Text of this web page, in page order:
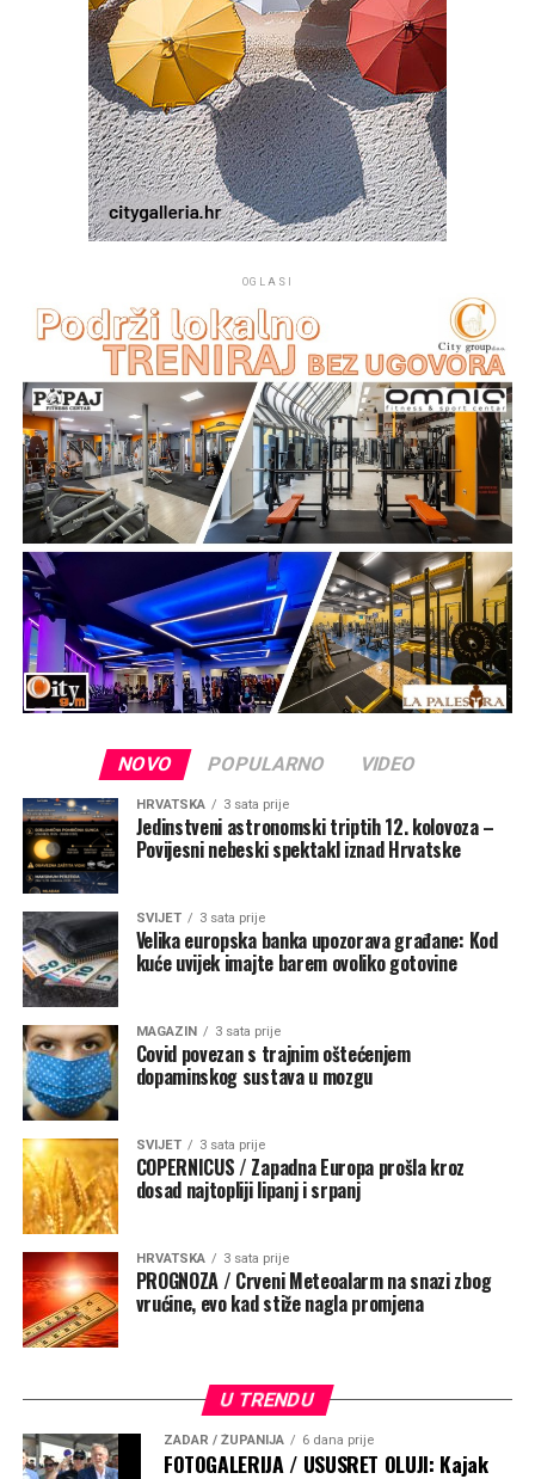
simbolična poveznica laureata s dugom tradicijom
hrvatskoga pjesništva te s idejom Croatie redivive kao
mjesta susreta različitih hrvatskih jezičnih i književnih
Ovogodišnja, 36. Croatia rediviva još je jednom pokazala
da ta ideja nije ostala samo na razini kulturnog
koncepta. Ona živi u pjesničkim nastupima, u knjigama i
zbornicima, na Zidovima od poezije, u Maslinovu vijencu,
gostiju nastavljeno je u restoranuRužmarin
u Selcima,
gdje je u neformalnom ozračju nastavljen razgovor o
poeziji, jeziku i kulturi.
Z. D.
OGLASI
NOVO POPULARNO VIDEO
HRVATSKA 3 sata prije
Jedinstveni astronomski triptih 12. kolovoza –
Povijesni nebeski spektakl iznad Hrvatske
SVIJET 3 sata prije
Velika europska banka upozorava građane: Kod
kuće uvijek imajte barem ovoliko gotovine
MAGAZIN 3 sata prije
Covid povezan s trajnim oštećenjem
dopaminskog sustava u mozgu
SVIJET 3 sata prije
COPERNICUS / Zapadna Europa prošla kroz
dosad najtopliji lipanj i srpanj
HRVATSKA 3 sata prije
PROGNOZA / Crveni Meteoalarm na snazi zbog
vrućine, evo kad stiže nagla promjena
U TRENDU
ZADAR / ŽUPANIJA 6 dana prije
FOTOGALERIJA / USUSRET OLUJI: Kajak